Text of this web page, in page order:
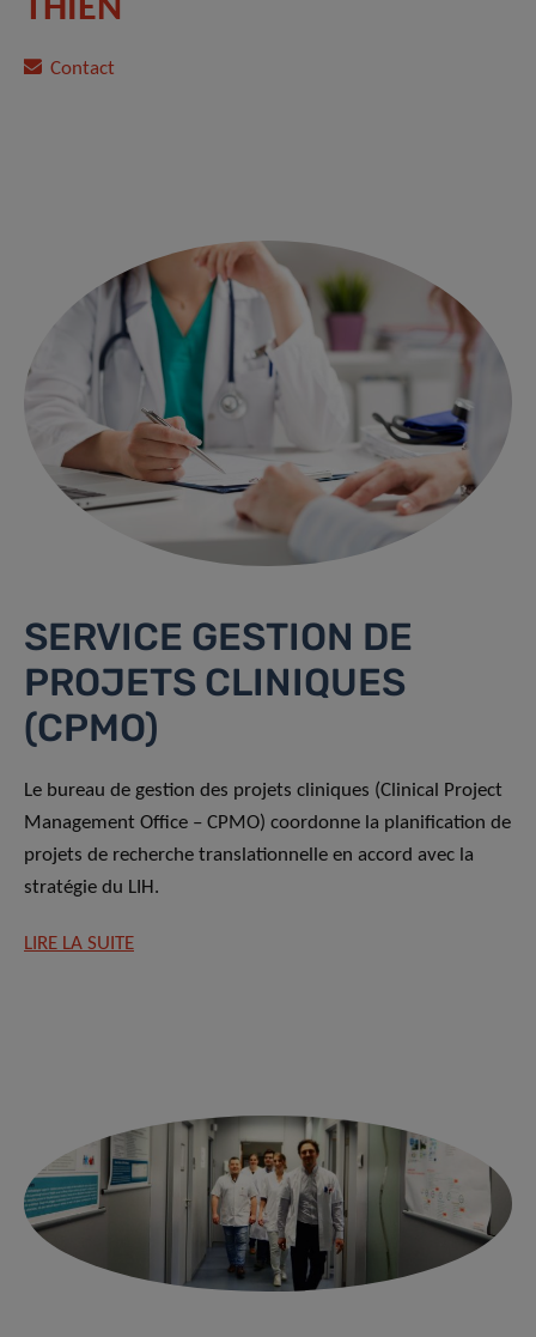
THIEN
Contact
SERVICE GESTION DE
PROJETS CLINIQUES
(CPMO)
Le bureau de gestion des projets cliniques (Clinical Project
Management Office – CPMO) coordonne la planification de
projets de recherche translationnelle en accord avec la
stratégie du LIH.
LIRE LA SUITE